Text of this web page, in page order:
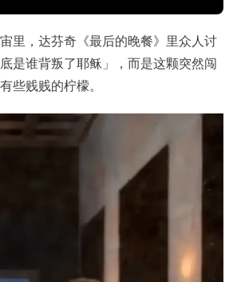
里，达芬奇《最后的晚餐》里众人讨
是谁背叛了耶稣」，而是这颗突然闯
些贱贱的柠檬。